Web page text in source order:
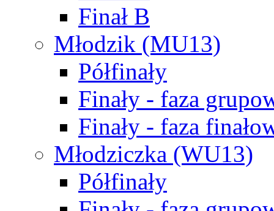
Finał B
Młodzik (MU13)
Półfinały
Finały - faza
Finały - faza
Młodziczka (WU13)
Półfinały